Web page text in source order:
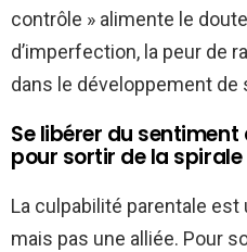
contrôle » alimente le
d’imperfection, la peur de
dans le développement de
Se libérer du sentiment
pour sortir de la
La culpabilité parentale
mais pas une alliée. Pour